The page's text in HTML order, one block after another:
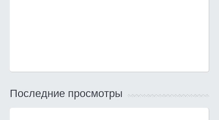
Последние просмотры